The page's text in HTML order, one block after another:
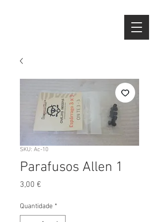
SKU: Ac-10
Parafusos Allen 1
3,00 €
Quantidade *